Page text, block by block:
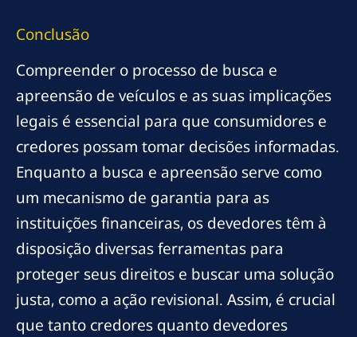
Conclusão
Compreender o processo de busca e
apreensão de veículos e as suas implicações
legais é essencial para que consumidores e
credores possam tomar decisões informadas.
Enquanto a busca e apreensão serve como
um mecanismo de garantia para as
instituições financeiras, os devedores têm à
disposição diversas ferramentas para
proteger seus direitos e buscar uma solução
justa, como a ação revisional. Assim, é crucial
que tanto credores quanto devedores